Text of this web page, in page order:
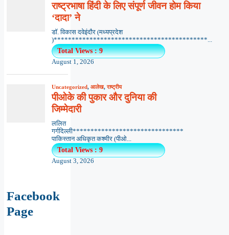
राष्ट्रभाषा हिंदी के लिए संपूर्ण जीवन होम किया
‘दादा’ ने
डॉ. विकास दवेइंदौर (मध्यप्रदेश
)*******************************************...
Total Views : 9
August 1, 2026
Uncategorized, आलेख,राष्ट्रीय
पीओके की पुकार और दुनिया की
जिम्मेदारी
ललित
गर्गदिल्ली*******************************
पाकिस्तान अधिकृत कश्मीर (पीओ...
Total Views : 9
August 3, 2026
Facebook
Page